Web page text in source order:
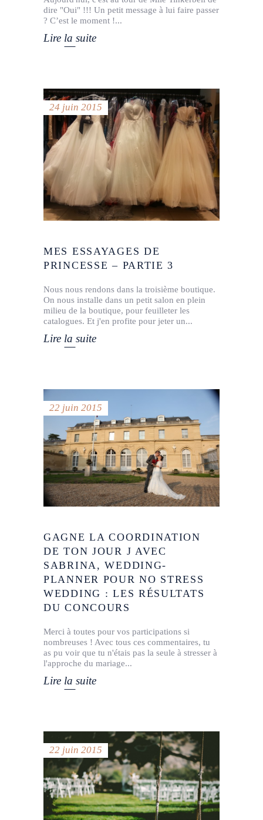
dire "Oui" !!! Un petit message à lui faire passer
? C’est le moment !
Lire la suite
24 juin 2015
MES ESSAYAGES DE
PRINCESSE – PARTIE 3
Nous nous rendons dans la troisième boutique.
On nous installe dans un petit salon en plein
milieu de la boutique, pour feuilleter les
catalogues. Et j'en profite pour jeter un
Lire la suite
22 juin 2015
GAGNE LA COORDINATION
DE TON JOUR J AVEC
SABRINA, WEDDING-
PLANNER POUR NO STRESS
WEDDING : LES RÉSULTATS
DU CONCOURS
Merci à toutes pour vos participations si
nombreuses ! Avec tous ces commentaires, tu
as pu voir que tu n'étais pas la seule à stresser à
l'approche du mariage
Lire la suite
22 juin 2015